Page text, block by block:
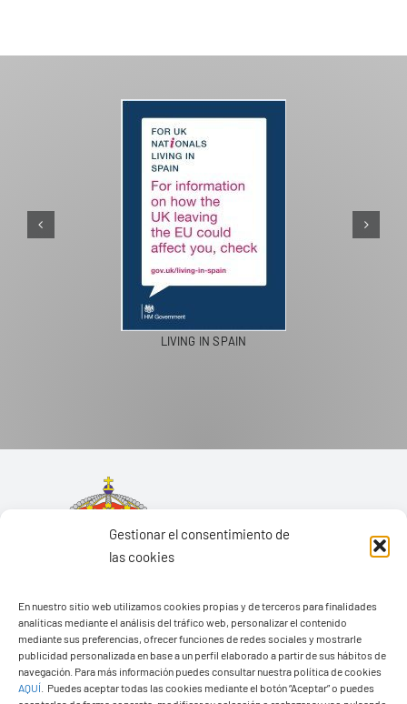
Gestionar el consentimiento de
las cookies
En nuestro sitio web utilizamos cookies propias y de terceros para finalidades
analíticas mediante el análisis del tráfico web, personalizar el contenido
mediante sus preferencias, ofrecer funciones de redes sociales y mostrarle
publicidad personalizada en base a un perfil elaborado a partir de sus hábitos de
navegación. Para más información puedes consultar nuestra política de cookies
AQUÍ
Puedes aceptar todas las cookies mediante el botón “Aceptar” o puedes
PASEOS EN CAMELLO